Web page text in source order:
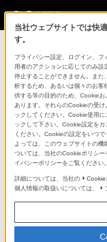
「でき
当社ウェブサイトでは快
す。
プライバシー設定、ログイン、フ
用者のアクションに応じてのみ
停止することができません。また
析するため、あるいは個々のお客
供する等の目的のため、Cookie
あります。それらのCookieの受
ックしてください。Cookie使用
ックして下さい。Cookie設定を
ください。Cookieの設定をいつ
よっては、このウェブサイトの
ついては、当社のCookieポリシ
イバシーポリシーをご覧ください。
詳細については、当社の Cookie
個人情報の取扱いについては、